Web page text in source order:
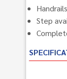
Step